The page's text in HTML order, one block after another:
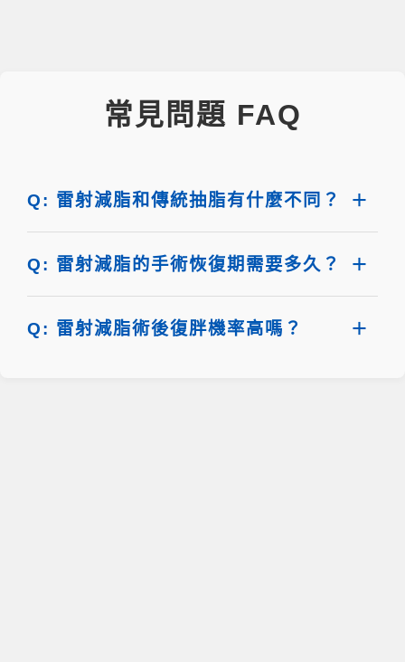
常見問題 FAQ
Q: 雷射減脂和傳統抽脂有什麼不同？
Q: 雷射減脂的手術恢復期需要多久？
Q: 雷射減脂術後復胖機率高嗎？